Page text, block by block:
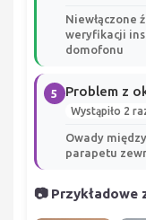
Niewłączone
weryfikacji
domofonu
5 Problem z
Wystąpiło 2
Owady
parapetu
📷 Przykładowe